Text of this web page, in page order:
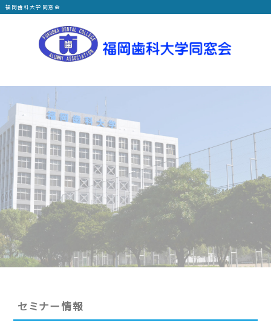
福岡歯科大学同窓会
セミナー情報